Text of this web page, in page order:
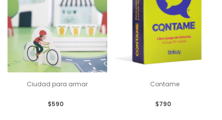
Ciudad para armar
$590
Contame
$790